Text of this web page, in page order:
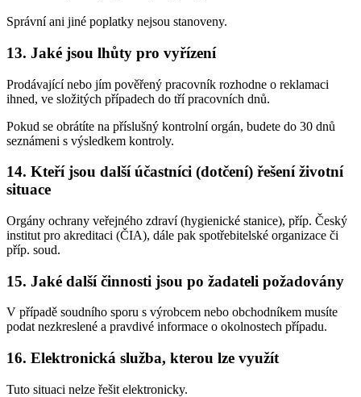
Správní ani jiné poplatky nejsou stanoveny.
13. Jaké jsou lhůty pro vyřízení
Prodávající nebo jím pověřený pracovník rozhodne o reklamaci
ihned, ve složitých případech do tří pracovních dnů.
Pokud se obrátíte na příslušný kontrolní orgán, budete do 30 dnů
seznámeni s výsledkem kontroly.
14. Kteří jsou další účastníci (dotčení) řešení životní
situace
Orgány ochrany veřejného zdraví (hygienické stanice), příp. Český
institut pro akreditaci (ČIA), dále pak spotřebitelské organizace či
příp. soud.
15. Jaké další činnosti jsou po žadateli požadovány
V případě soudního sporu s výrobcem nebo obchodníkem musíte
podat nezkreslené a pravdivé informace o okolnostech případu.
16. Elektronická služba, kterou lze využít
Tuto situaci nelze řešit elektronicky.